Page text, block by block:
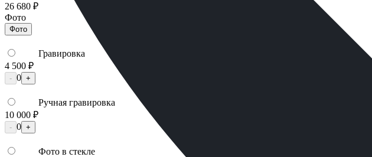
26 680 ₽
Фото
Фото
Гравировка
4 500 ₽
- 0 +
Ручная гравировка
10 000 ₽
- 0 +
Фото в стекле